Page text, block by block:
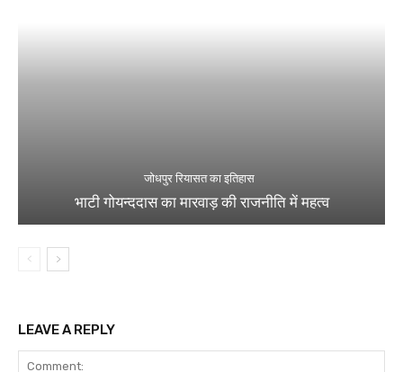
जोधपुर रियासत का इतिहास
भाटी गोयन्ददास का मारवाड़ की राजनीति में महत्व
LEAVE A REPLY